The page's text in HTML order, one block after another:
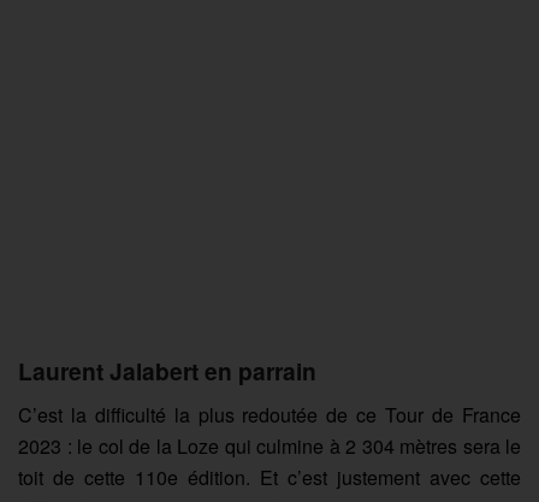
Laurent Jalabert en parrain
C’est la difficulté la plus redoutée de ce Tour de France
2023 : le col de la Loze qui culmine à 2 304 mètres sera le
toit de cette 110e édition. Et c’est justement avec cette